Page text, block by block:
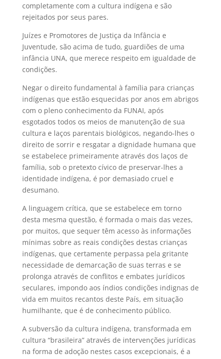
completamente com a cultura indígena e são
rejeitados por seus pares.
Juízes e Promotores de Justiça da Infância e
Juventude, são acima de tudo, guardiões de uma
infância UNA, que merece respeito em igualdade de
condições.
Negar o direito fundamental à família para crianças
indígenas que estão esquecidas por anos em abrigos
com o pleno conhecimento da FUNAI, após
esgotados todos os meios de manutenção de sua
cultura e laços parentais biológicos, negando-lhes o
direito de sorrir e resgatar a dignidade humana que
se estabelece primeiramente através dos laços de
família, sob o pretexto cívico de preservar-lhes a
identidade indígena, é por demasiado cruel e
desumano.
A linguagem crítica, que se estabelece em torno
desta mesma questão, é formada o mais das vezes,
por muitos, que sequer têm acesso às informações
mínimas sobre as reais condições destas crianças
indígenas, que certamente perpassa pela gritante
necessidade de demarcação de suas terras e se
prolonga através de conflitos e embates jurídicos
seculares, impondo aos índios condições indignas de
vida em muitos recantos deste País, em situação
humilhante, que é de conhecimento público.
A subversão da cultura indígena, transformada em
cultura “brasileira” através de intervenções jurídicas
na forma de adoção nestes casos excepcionais, é a